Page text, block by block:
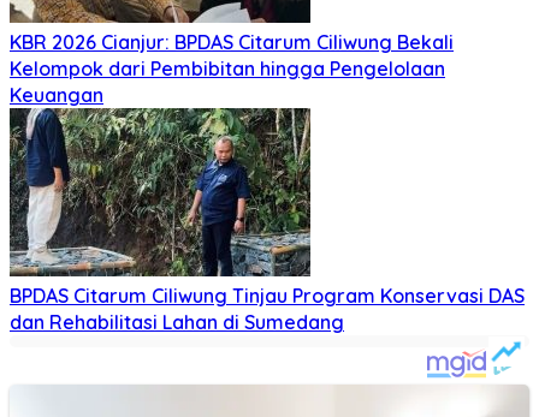
KBR 2026 Cianjur: BPDAS Citarum Ciliwung Bekali
Kelompok dari Pembibitan hingga Pengelolaan
Keuangan
BPDAS Citarum Ciliwung Tinjau Program Konservasi DAS
dan Rehabilitasi Lahan di Sumedang